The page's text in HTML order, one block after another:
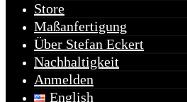
Store
Maßanfertigung
Über Stefan Eckert
Nachhaltigkeit
Anmelden
English